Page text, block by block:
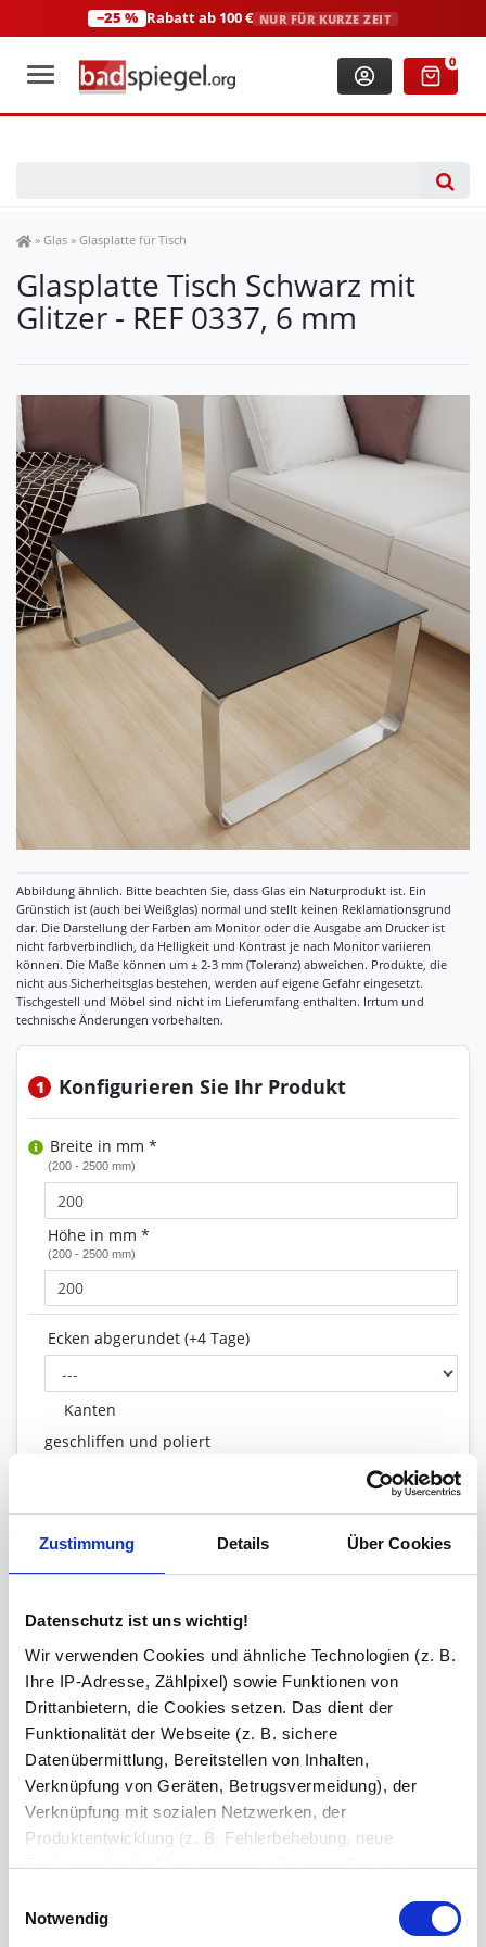
Zustimmung Details Über Cookies
Datenschutz ist uns wichtig!
Wir verwenden Cookies und ähnliche Technologien (z. B.
Ihre IP-Adresse, Zählpixel) sowie Funktionen von
Drittanbietern, die Cookies setzen. Das dient der
Funktionalität der Webseite (z. B. sichere
Datenübermittlung, Bereitstellen von Inhalten,
Verknüpfung von Geräten, Betrugsvermeidung), der
Verknüpfung mit sozialen Netzwerken, der
Produktentwicklung (z. B. Fehlerbehebung, neue
Funktionen), der Abrechnung mit Autoren, Content-
(z. B. Ladezeiten, personalisierte Inhalte,
Notwendig
−25 % Rabatt ab 100 € NUR FÜR KURZE ZEIT
+49 (0)2306 3744580 0
Spiegel Shop
» Glas » Glasplatte für Tisch
Glasplatte Tisch Schwarz mit
Glitzer - REF 0337, 6 mm
1 Konfigurieren Sie Ihr Produkt
Breite in mm *
(200 - 2500 mm)
Höhe in mm *
(200 - 2500 mm)
Ecken abgerundet (+4 Tage)
Kanten
geschliffen und poliert
Konfiguration auf Vollständigkeit und Kompatibilität. So können Sie sich
2 Produkt in den Warenkorb legen
49,89 €
Preis inkl. MwSt
Abhängig vomLieferland kann der Preis variieren.
Lieferzeit: 6-14 Werktage